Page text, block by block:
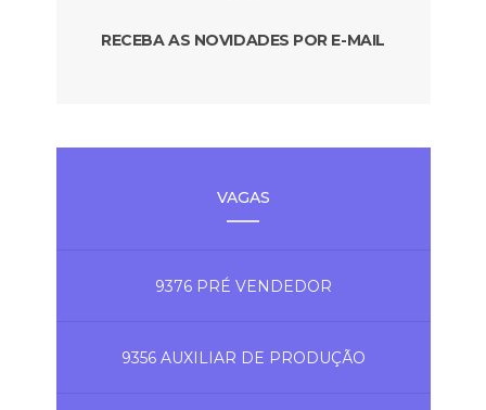
RECEBA AS NOVIDADES POR E-MAIL
VAGAS
9376 PRÉ VENDEDOR
9356 AUXILIAR DE PRODUÇÃO